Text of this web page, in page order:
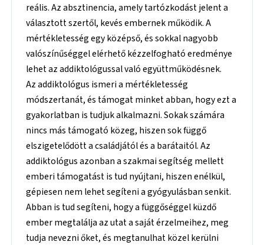
reális. Az absztinencia, amely tartózkodást jelent a
választott szertől, kevés embernek működik. A
mértékletesség egy középső, és sokkal nagyobb
valószínűséggel elérhető kézzelfogható eredménye
lehet az addiktológussal való együttműködésnek.
Az addiktológus ismeri a mértékletesség
módszertanát, és támogat minket abban, hogy ezt a
gyakorlatban is tudjuk alkalmazni. Sokak számára
nincs más támogató közeg, hiszen sok függő
elszigetelődött a családjától és a barátaitól. Az
addiktológus azonban a szakmai segítség mellett
emberi támogatást is tud nyújtani, hiszen enélkül,
gépiesen nem lehet segíteni a gyógyulásban senkit.
Abban is tud segíteni, hogy a függőséggel küzdő
ember megtalálja az utat a saját érzelmeihez, meg
tudja nevezni őket, és megtanulhat közel kerülni